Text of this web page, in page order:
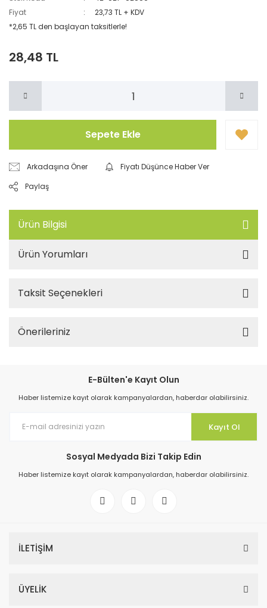
Fiyat
23,73 TL + KDV
*2,65 TL den başlayan taksitlerle!
28,48 TL
Sepete Ekle
Arkadaşına Öner
Fiyatı Düşünce Haber Ver
Paylaş
Ürün Bilgisi
Ürün Yorumları
Taksit Seçenekleri
Önerileriniz
E-Bülten'e Kayıt Olun
Haber listemize kayıt olarak kampanyalardan, haberdar olabilirsiniz.
Kayıt Ol
Sosyal Medyada Bizi Takip Edin
Haber listemize kayıt olarak kampanyalardan, haberdar olabilirsiniz.
İLETİŞİM
ÜYELİK